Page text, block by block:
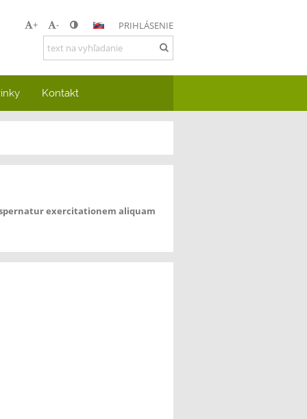
+ - PRIHLÁSENIE
Kontakt
exercitationem aliquam